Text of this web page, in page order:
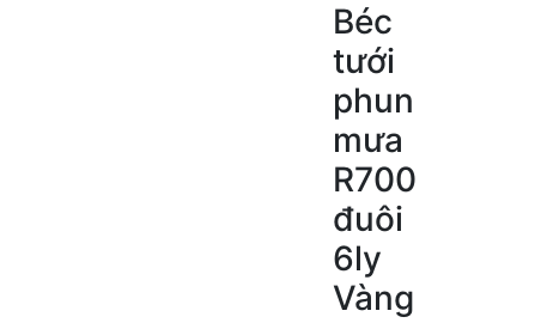
Béc
tưới
phun
mưa
R700
đuôi
6ly
Vàng